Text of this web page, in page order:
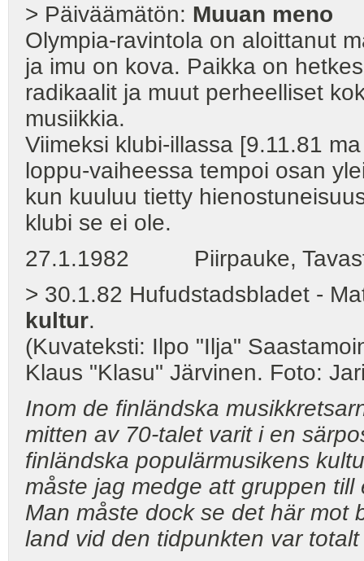
> Päiväämätön: Muuan meno
Olympia-ravintola on aloittanut
ja imu on kova. Paikka on
radikaalit ja muut perheelliset
musiikkia.
Viimeksi klubi-illassa [9.11.81
loppu-vaiheessa tempoi osan
kun kuuluu tietty
klubi se ei ole.
27.1.1982 Piirpauke,
> 30.1.82 Hufudstadsbladet -
kultur.
(Kuvateksti: Ilpo "Ilja"
Klaus "Klasu" Järvinen. Foto:
Inom de finländska
mitten av 70-talet varit i en
finländska populärmusikens
måste jag medge att gruppen
Man måste dock se det här mot
land vid den tidpunkten var